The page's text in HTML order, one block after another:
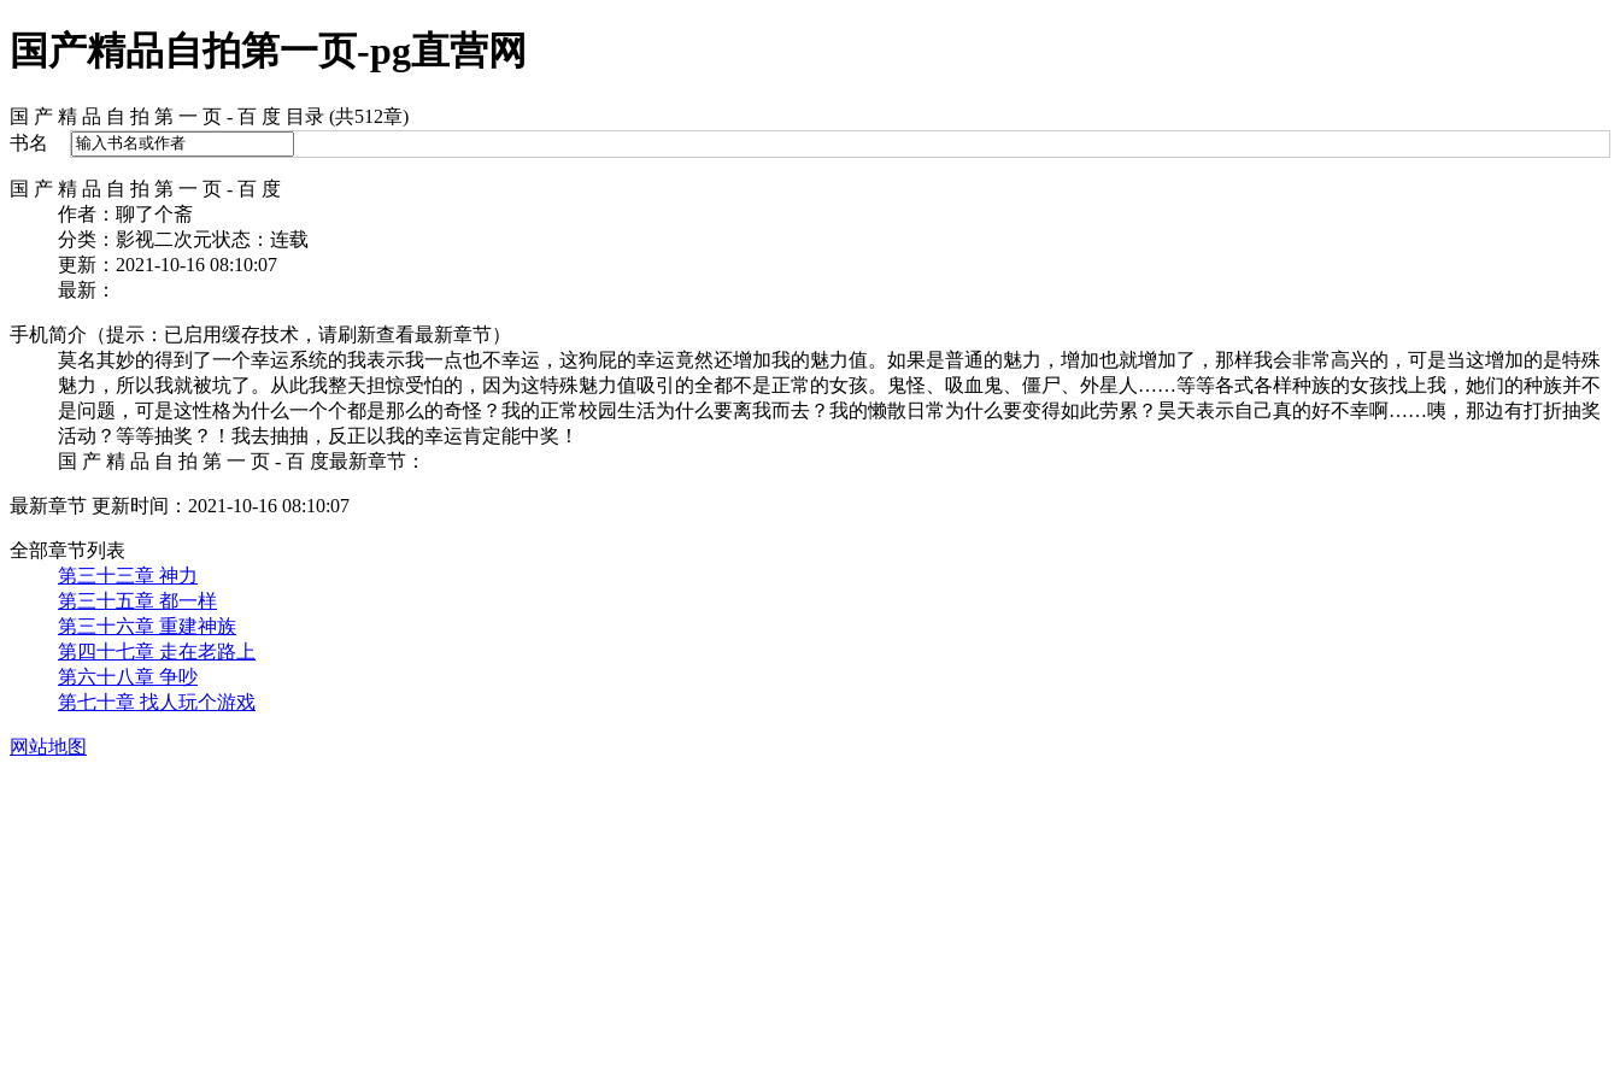
国产精品自拍第一页-pg直营网
国 产 精 品 自 拍 第 一 页 - 百 度 目录 (共512章)
书名
国 产 精 品 自 拍 第 一 页 - 百 度
作者：聊了个斋
分类：影视二次元状态：连载
更新：2021-10-16 08:10:07
最新：
手机简介（提示：已启用缓存技术，请刷新查看最新章节）
莫名其妙的得到了一个幸运系统的我表示我一点也不幸运，这狗屁的幸运竟然还增加我的魅力值。如果是普通的魅力，增加也就增加了，那样我会非常高兴的，可是当这增加的是特殊
魅力，所以我就被坑了。从此我整天担惊受怕的，因为这特殊魅力值吸引的全都不是正常的女孩。鬼怪、吸血鬼、僵尸、外星人……等等各式各样种族的女孩找上我，她们的种族并不
是问题，可是这性格为什么一个个都是那么的奇怪？我的正常校园生活为什么要离我而去？我的懒散日常为什么要变得如此劳累？昊天表示自己真的好不幸啊……咦，那边有打折抽奖
活动？等等抽奖？！我去抽抽，反正以我的幸运肯定能中奖！
国 产 精 品 自 拍 第 一 页 - 百 度最新章节：
最新章节 更新时间：2021-10-16 08:10:07
全部章节列表
第三十三章 神力
第三十五章 都一样
第三十六章 重建神族
第四十七章 走在老路上
第六十八章 争吵
第七十章 找人玩个游戏
网站地图